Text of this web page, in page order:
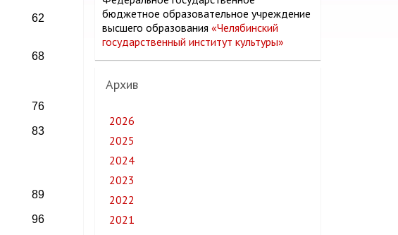
62
68
76
83
89
96
бюджетное образовательное учреждение
высшего образования «Челябинский
государственный институт культуры»
Архив
2026
2025
2024
2023
2022
2021